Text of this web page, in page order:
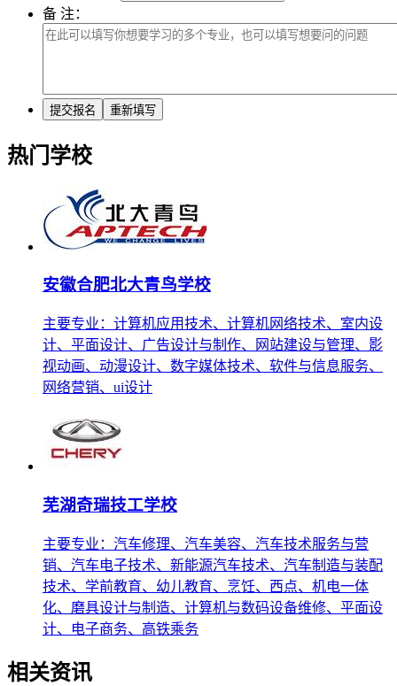
备 注：
热门学校
安徽合肥北大青鸟学校
主要专业：计算机应用技术、计算机网络技术、室内设
计、平面设计、广告设计与制作、网站建设与管理、影
视动画、动漫设计、数字媒体技术、软件与信息服务、
网络营销、ui设计
芜湖奇瑞技工学校
主要专业：汽车修理、汽车美容、汽车技术服务与营
销、汽车电子技术、新能源汽车技术、汽车制造与装配
技术、学前教育、幼儿教育、烹饪、西点、机电一体
化、磨具设计与制造、计算机与数码设备维修、平面设
计、电子商务、高铁乘务
相关资讯